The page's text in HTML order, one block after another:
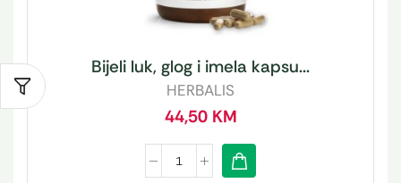
Bijeli luk, glog i imela kapsu...
HERBALIS
44,50 KM